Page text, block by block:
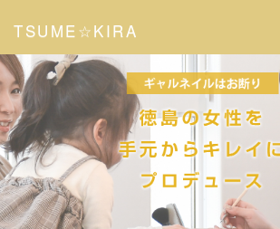
TSUME☆KIRA